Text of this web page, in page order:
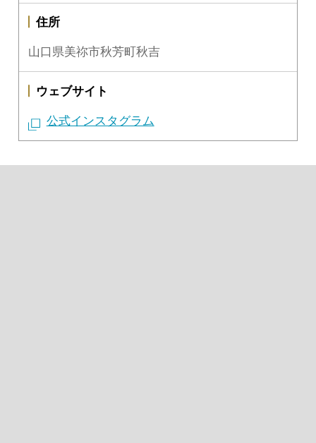
住所
山口県美祢市秋芳町秋吉
ウェブサイト
公式インスタグラム